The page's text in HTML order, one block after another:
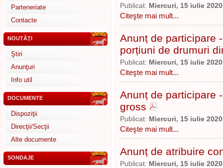
Parteneriate
Contacte
NOUTĂŢI
Ştiri
Anunţuri
Info util
DOCUMENTE
Dispoziţii
Direcţii/Secţii
Alte documente
SONDAJE
Publicat: Miercuri, 15 iulie 2020
Citeşte mai mult...
Anunț de participare
porțiuni de drumuri
Publicat: Miercuri, 15 iulie 2020
Citeşte mai mult...
Anunț de participare
gross
Publicat: Miercuri, 15 iulie 2020
Citeşte mai mult...
Anunț de atribuire
Publicat: Miercuri, 15 iulie 2020